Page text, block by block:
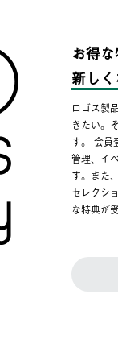
お得
新し
ロゴス製
きたい。
す。 会員
管理、イ
す。また
セレクシ
な特典が